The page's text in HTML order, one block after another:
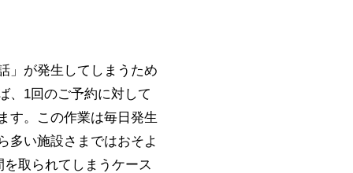
」が発生してしまうため
、1回のご予約に対して
す。この作業は毎日発生
多い施設さまではおそよ
取られてしまうケース